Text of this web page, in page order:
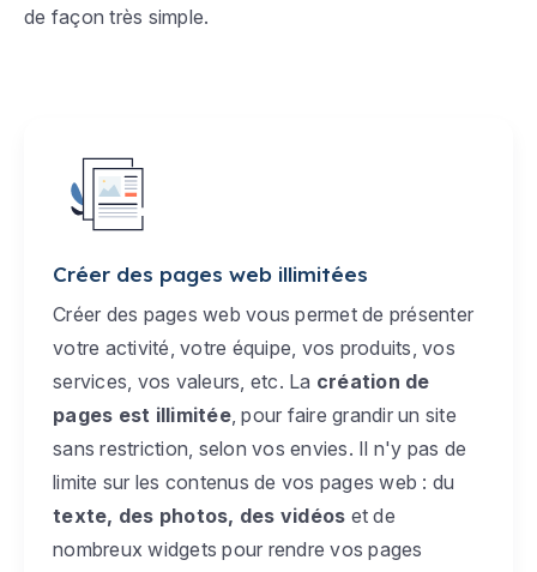
de façon très simple.
Créer des pages web illimitées
Créer des pages web vous permet de présenter
votre activité, votre équipe, vos produits, vos
services, vos valeurs, etc. La création de
pages est illimitée, pour faire grandir un site
sans restriction, selon vos envies. Il n'y pas de
limite sur les contenus de vos pages web : du
texte, des photos, des vidéos et de
nombreux widgets pour rendre vos pages